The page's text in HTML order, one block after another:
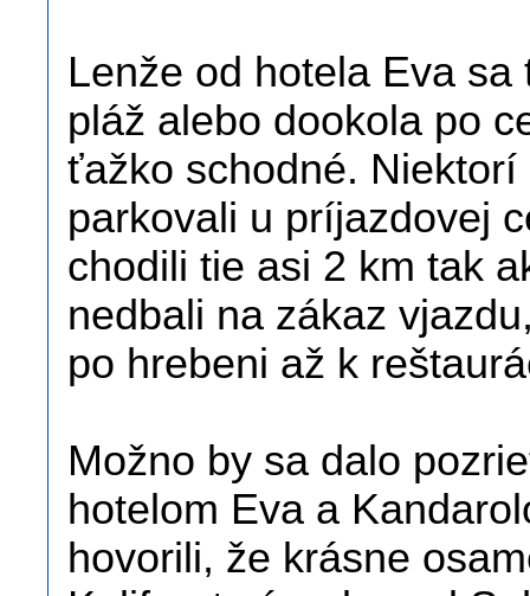
Lenže od hotela Eva
pláž alebo dookola po
ťažko schodné.
parkovali u príjazdovej
chodili tie asi 2 km tak
nedbali na zákaz
po hrebeni až k
Možno by sa dalo
hotelom Eva a
hovorili, že krásne